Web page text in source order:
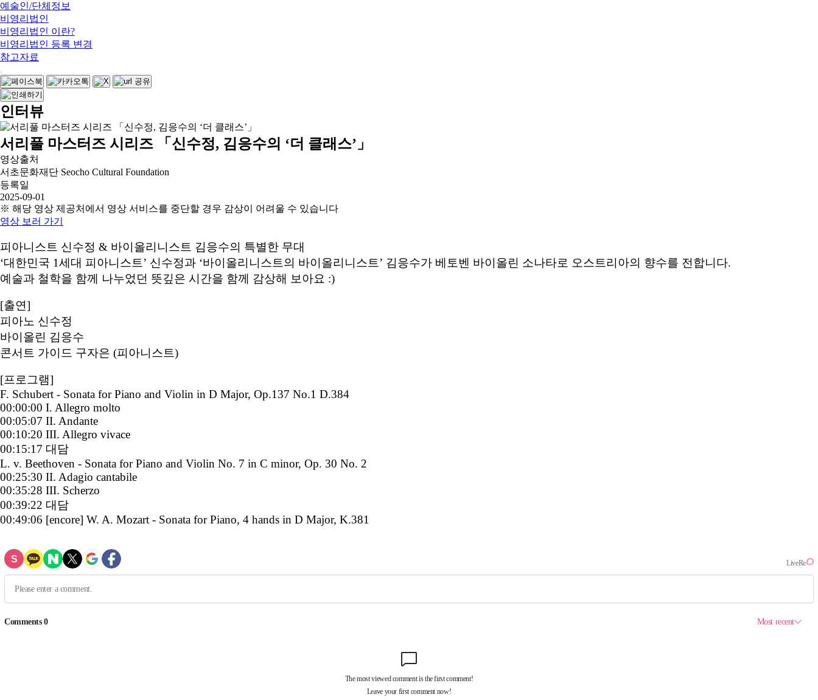
예술인/단체정보
비영리법인
비영리법인 이란?
비영리법인 등록 변경
참고자료
인터뷰
서리풀 마스터즈 시리즈 「신수정, 김응수의 ‘더 클래스’」
영상출처
서초문화재단 Seocho Cultural Foundation
등록일
2025-09-01
※ 해당 영상 제공처에서 영상 서비스를 중단할 경우 감상이 어려울 수 있습니다
영상 보러 가기
피아니스트 신수정 & 바이올리니스트 김응수의 특별한 무대
‘대한민국 1세대 피아니스트’ 신수정과 ‘바이올리니스트의 바이올리니스트’ 김응수가 베토벤 바이올린 소나타로 오스트리아의 향수를 전합니다.
예술과 철학을 함께 나누었던 뜻깊은 시간을 함께 감상해 보아요 :)
[출연]
피아노 신수정
바이올린 김응수
콘서트 가이드 구자은 (피아니스트)
[프로그램]
F. Schubert - Sonata for Piano and Violin in D Major, Op.137 No.1 D.384
00:00:00 I. Allegro molto
00:05:07 II. Andante
00:10:20 III. Allegro vivace
00:15:17 대담
L. v. Beethoven - Sonata for Piano and Violin No. 7 in C minor, Op. 30 No. 2
00:25:30 II. Adagio cantabile
00:35:28 III. Scherzo
00:39:22 대담
00:49:06 [encore] W. A. Mozart - Sonata for Piano, 4 hands in D Major, K.381